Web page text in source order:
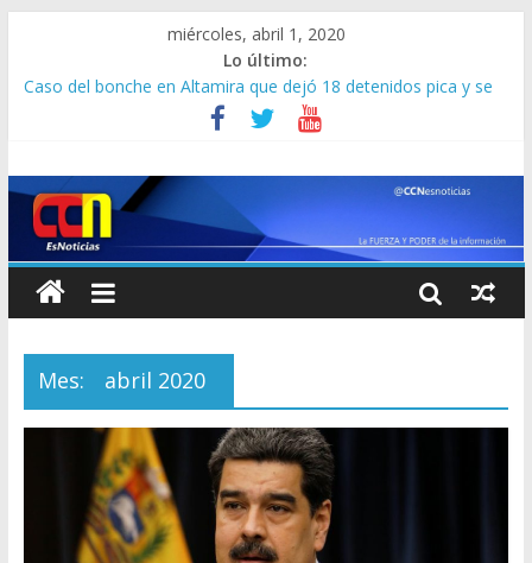
miércoles, abril 1, 2020
Lo último:
Caso del bonche en Altamira que dejó 18 detenidos pica y se
extiende: Maduro confirma que hubo drogas, armas y
143 en total
Iván Simonovis: Manuel Noriega terminó capturado y lo
mismo le pasará a Maduro
Conjuntivitis: otro síntoma que indicaría que una persona tiene
coronavirus
Maduro recibe a Luis Para en Miraflores y lo reconoce como
Mes: abril 2020